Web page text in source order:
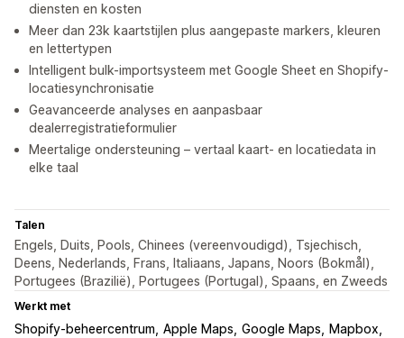
diensten en kosten
Meer dan 23k kaartstijlen plus aangepaste markers, kleuren
en lettertypen
Intelligent bulk-importsysteem met Google Sheet en Shopify-
locatiesynchronisatie
Geavanceerde analyses en aanpasbaar
dealerregistratieformulier
Meertalige ondersteuning – vertaal kaart- en locatiedata in
elke taal
Talen
Engels, Duits, Pools, Chinees (vereenvoudigd), Tsjechisch,
Deens, Nederlands, Frans, Italiaans, Japans, Noors (Bokmål),
Portugees (Brazilië), Portugees (Portugal), Spaans, en Zweeds
Werkt met
Shopify-beheercentrum Apple Maps Google Maps
Mapbox